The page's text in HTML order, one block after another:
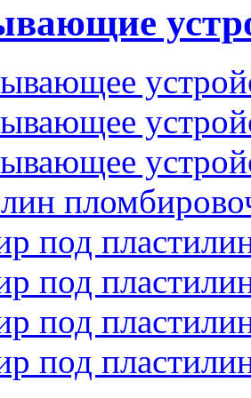
под
под
под
под